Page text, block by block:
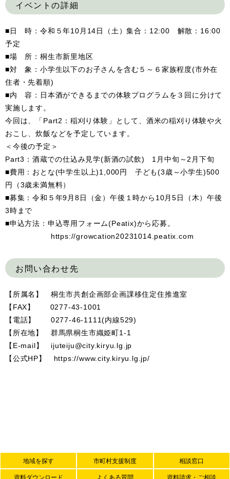
イベントの詳細
■日 時：令和５年10月14日（土）集合：12:00 解散：16:00
予定
■場 所：桐生市新里地区
■対 象：小学生以下のお子さんを含む５～６家族程度(市外在
住者・先着順)
■内 容：日本酒ができるまでの体験プログラムを３回に分けて
実施します。
今回は、「Part2：稲刈り体験」として、酒米の稲刈り体験や火
おこし、炊飯などを予定しています。
＜今後の予定＞
Part3：酒蔵での仕込み見学(新酒の試飲) 1月中旬～2月下旬
■費用：おとな(中学生以上)1,000円 子ども(3歳～小学生)500
円（3歳未満無料）
■募集：令和５年9月8日（金）午後１時から10月5日（木）午後
3時まで
■申込方法：申込専用フォーム(Peatix)から応募。
https://growcation20231014.peatix.com
お問い合わせ先
【所属名】 桐生市共創企画部企画課移住定住推進室
【FAX】 0277-43-1001
【電話】 0277-46-1111(内線529)
【所在地】 群馬県桐生市織姫町1-1
【E-mail】 ijuteiju@city.kiryu.lg.jp
【公式HP】 https://www.city.kiryu.lg.jp/
地域を探す 市町村支援制度 相談窓口
資料ダウンロード よくある質問 資料請求・ご相談